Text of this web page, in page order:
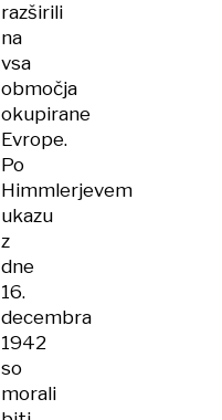
razširili
na
vsa
območja
okupirane
Evrope.
Po
Himmlerjevem
ukazu
z
dne
16.
decembra
1942
so
morali